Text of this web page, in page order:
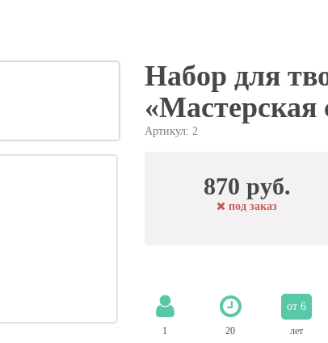
Набор для
«Мастерская
Артикул: 2
870 руб.
под заказ
1 20
от 6
лет